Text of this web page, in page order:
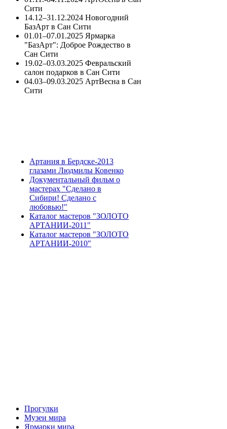
Сити
14.12–31.12.2024 Новогодний
БазАрт в Сан Сити
01.01–07.01.2025 Ярмарка
"БазАрт": Доброе Рождество в
Сан Сити
19.02–03.03.2025 Февральский
салон подарков в Сан Сити
04.03–09.03.2025 АртВесна в Сан
Сити
Артания в Бердске-2013
глазами Людмилы Ковенко
Документальный фильм о
мастерах "Сделано в
Сибири! Сделано с
любовью!"
Каталог мастеров "ЗОЛОТО
АРТАНИИ-2011"
Каталог мастеров "ЗОЛОТО
АРТАНИИ-2010"
Прогулки
Музеи мира
Ярмарки мира